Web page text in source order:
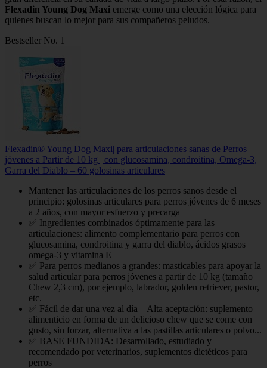
Flexadin Young Dog Maxi emerge como una elección lógica para
quienes buscan lo mejor para sus compañeros peludos.
Bestseller No. 1
Flexadin® Young Dog Maxi| para articulaciones sanas de Perros
jóvenes a Partir de 10 kg | con glucosamina, condroitina, Omega-3,
Garra del Diablo – 60 golosinas articulares
Mantener las articulaciones de los perros sanos desde el
principio: golosinas articulares para perros jóvenes de 6 meses
a 2 años, con mayor esfuerzo y precarga
✅ Ingredientes combinados óptimamente para las
articulaciones: alimento complementario para perros con
glucosamina, condroitina y garra del diablo, ácidos grasos
omega-3 y vitamina E
✅ Para perros medianos a grandes: masticables para apoyar la
salud articular para perros jóvenes a partir de 10 kg (tamaño
Chew 2,3 cm), por ejemplo, labrador, golden retriever, pastor,
etc.
✅ Fácil de dar una vez al día – Alta aceptación: suplemento
alimenticio en forma de un delicioso chew que se come con
gusto, sin forzar, alternativa a las pastillas articulares o polvo...
✅ BASE FUNDIDA: Desarrollado, estudiado y
recomendado por veterinarios, suplementos dietéticos para
perros